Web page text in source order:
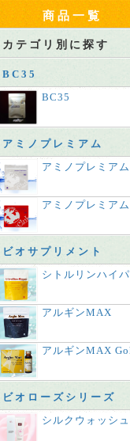
商品一覧
カテゴリ別に探す
BC35
BC35
アミノプレミアム
アミノプレミア
アミノプレミア
ビオサプリメント
シトルリンハイ
アルギンMAX
アルギンMAX
ビオローズシリーズ
シルクウォッシュ